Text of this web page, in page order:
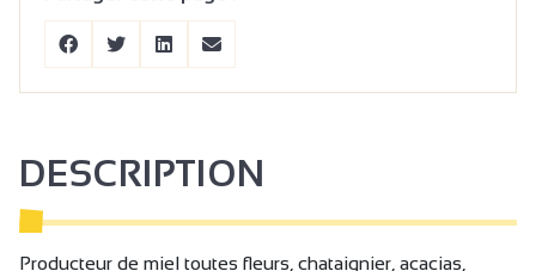
DESCRIPTION
Producteur de miel toutes fleurs, chataignier, acacias,